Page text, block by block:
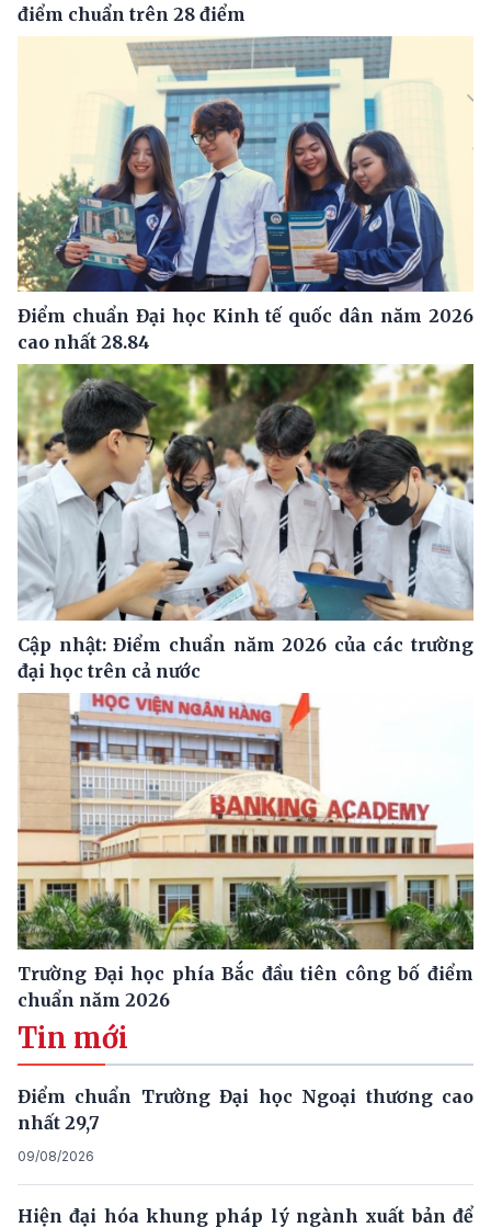
điểm chuẩn trên 28 điểm
Điểm chuẩn Đại học Kinh tế quốc dân năm 2026
cao nhất 28.84
Cập nhật: Điểm chuẩn năm 2026 của các trường
đại học trên cả nước
Trường Đại học phía Bắc đầu tiên công bố điểm
chuẩn năm 2026
Tin mới
Điểm chuẩn Trường Đại học Ngoại thương cao
nhất 29,7
09/08/2026
Hiện đại hóa khung pháp lý ngành xuất bản để